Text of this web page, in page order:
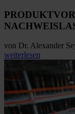
von Dr. Alexander
weiterlesen